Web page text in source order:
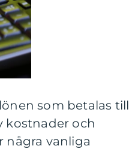
som betalas till
kostnader och
några vanliga